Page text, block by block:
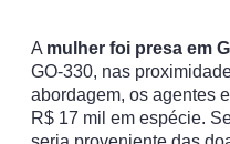
A mulher foi presa em
GO-330, nas
abordagem, os agentes
R$ 17 mil em espécie.